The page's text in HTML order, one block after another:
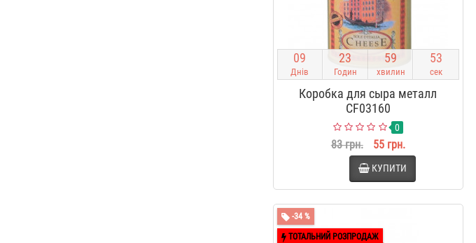
09
Днів
23
Годин
59
хвилин
52
сек
Коробка для сыра металл
CF03160
0
83 грн. 55 грн.
КУПИТИ
-34 %
ТОТАЛЬНИЙ РОЗПРОДАЖ